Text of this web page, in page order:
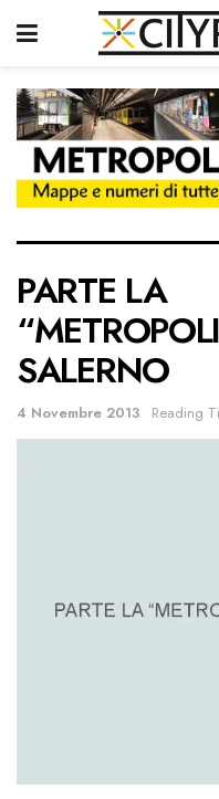
PARTE LA
SALERNO
4 Novembre 2013 Reading